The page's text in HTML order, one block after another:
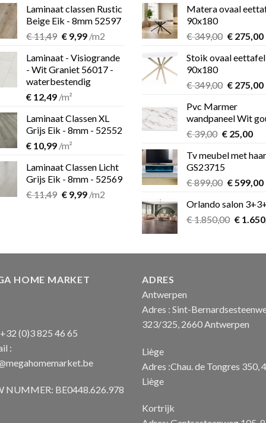
Laminaat classen Rustic
Beige Eik - 8mm 52597
€11,49 Oorspronkelijke
was:
€ 11,49.
€9,99Huidige
is:
€ 9,99.
/m2
Laminaat - Visiogrande
- Wit Graniet 56017 -
waterbestendig
€ 12,49 /m²
Laminaat Classen XL
Grijs Eik - 8mm - 52552
€ 10,99 /m²
Laminaat Classen Licht
Grijs Eik - 8mm - 52569
€11,49 Oorspronkelijke
€9,99Huidige
/m2
Matera ovaal
90x180
€349,00
was:
€275,00
is:
Stoik ovaal eettafel
90x180
€349,00
was:
€ 349,00.
€275,00
Pvc Marmer
wandpaneel Wit
€39,00
was:
€ 39,00.
€25,00
is:
Tv meubel met
GS23715
€899,00
was:
€ 899,00.
€599,00
Orlando salon
€1.850,00
€
€
HOME MARKET
(0)3 825 46 65
:
NUMMER: BE0448.626.978
ADRES
Antwerpen
Adres : Sint-
323/325, 2660 Antwerpen
Liège
Adres :Chau. de Tongres 350,
Liège
Kortrijk